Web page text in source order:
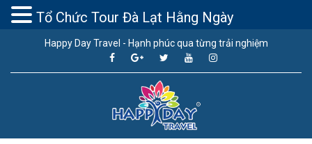
Happy Day Travel - Hạnh phúc qua từng trải nghiệm
Tổ Chức Tour Đà Lạt Hằng Ngày